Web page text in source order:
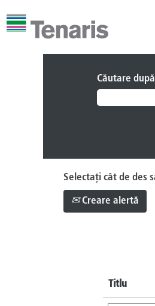
Căutare
Selectați cât de des
Creare alertă
Titlu